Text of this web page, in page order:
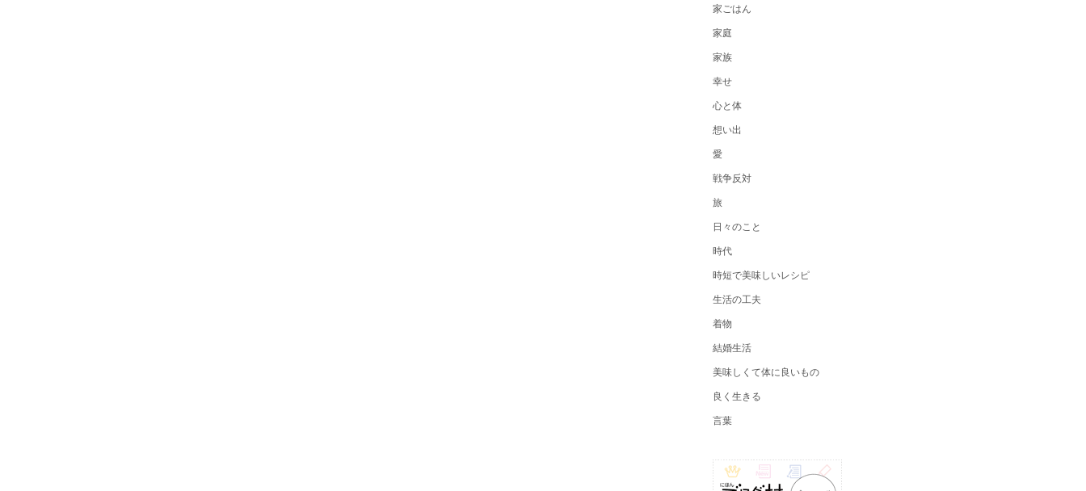
家ごはん
家庭
家族
幸せ
心と体
想い出
愛
戦争反対
旅
日々のこと
時代
時短で美味しいレシピ
生活の工夫
着物
結婚生活
美味しくて体に良いもの
良く生きる
言葉